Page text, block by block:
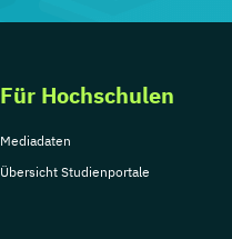
Für Hochschulen
Mediadaten
Übersicht Studienportale